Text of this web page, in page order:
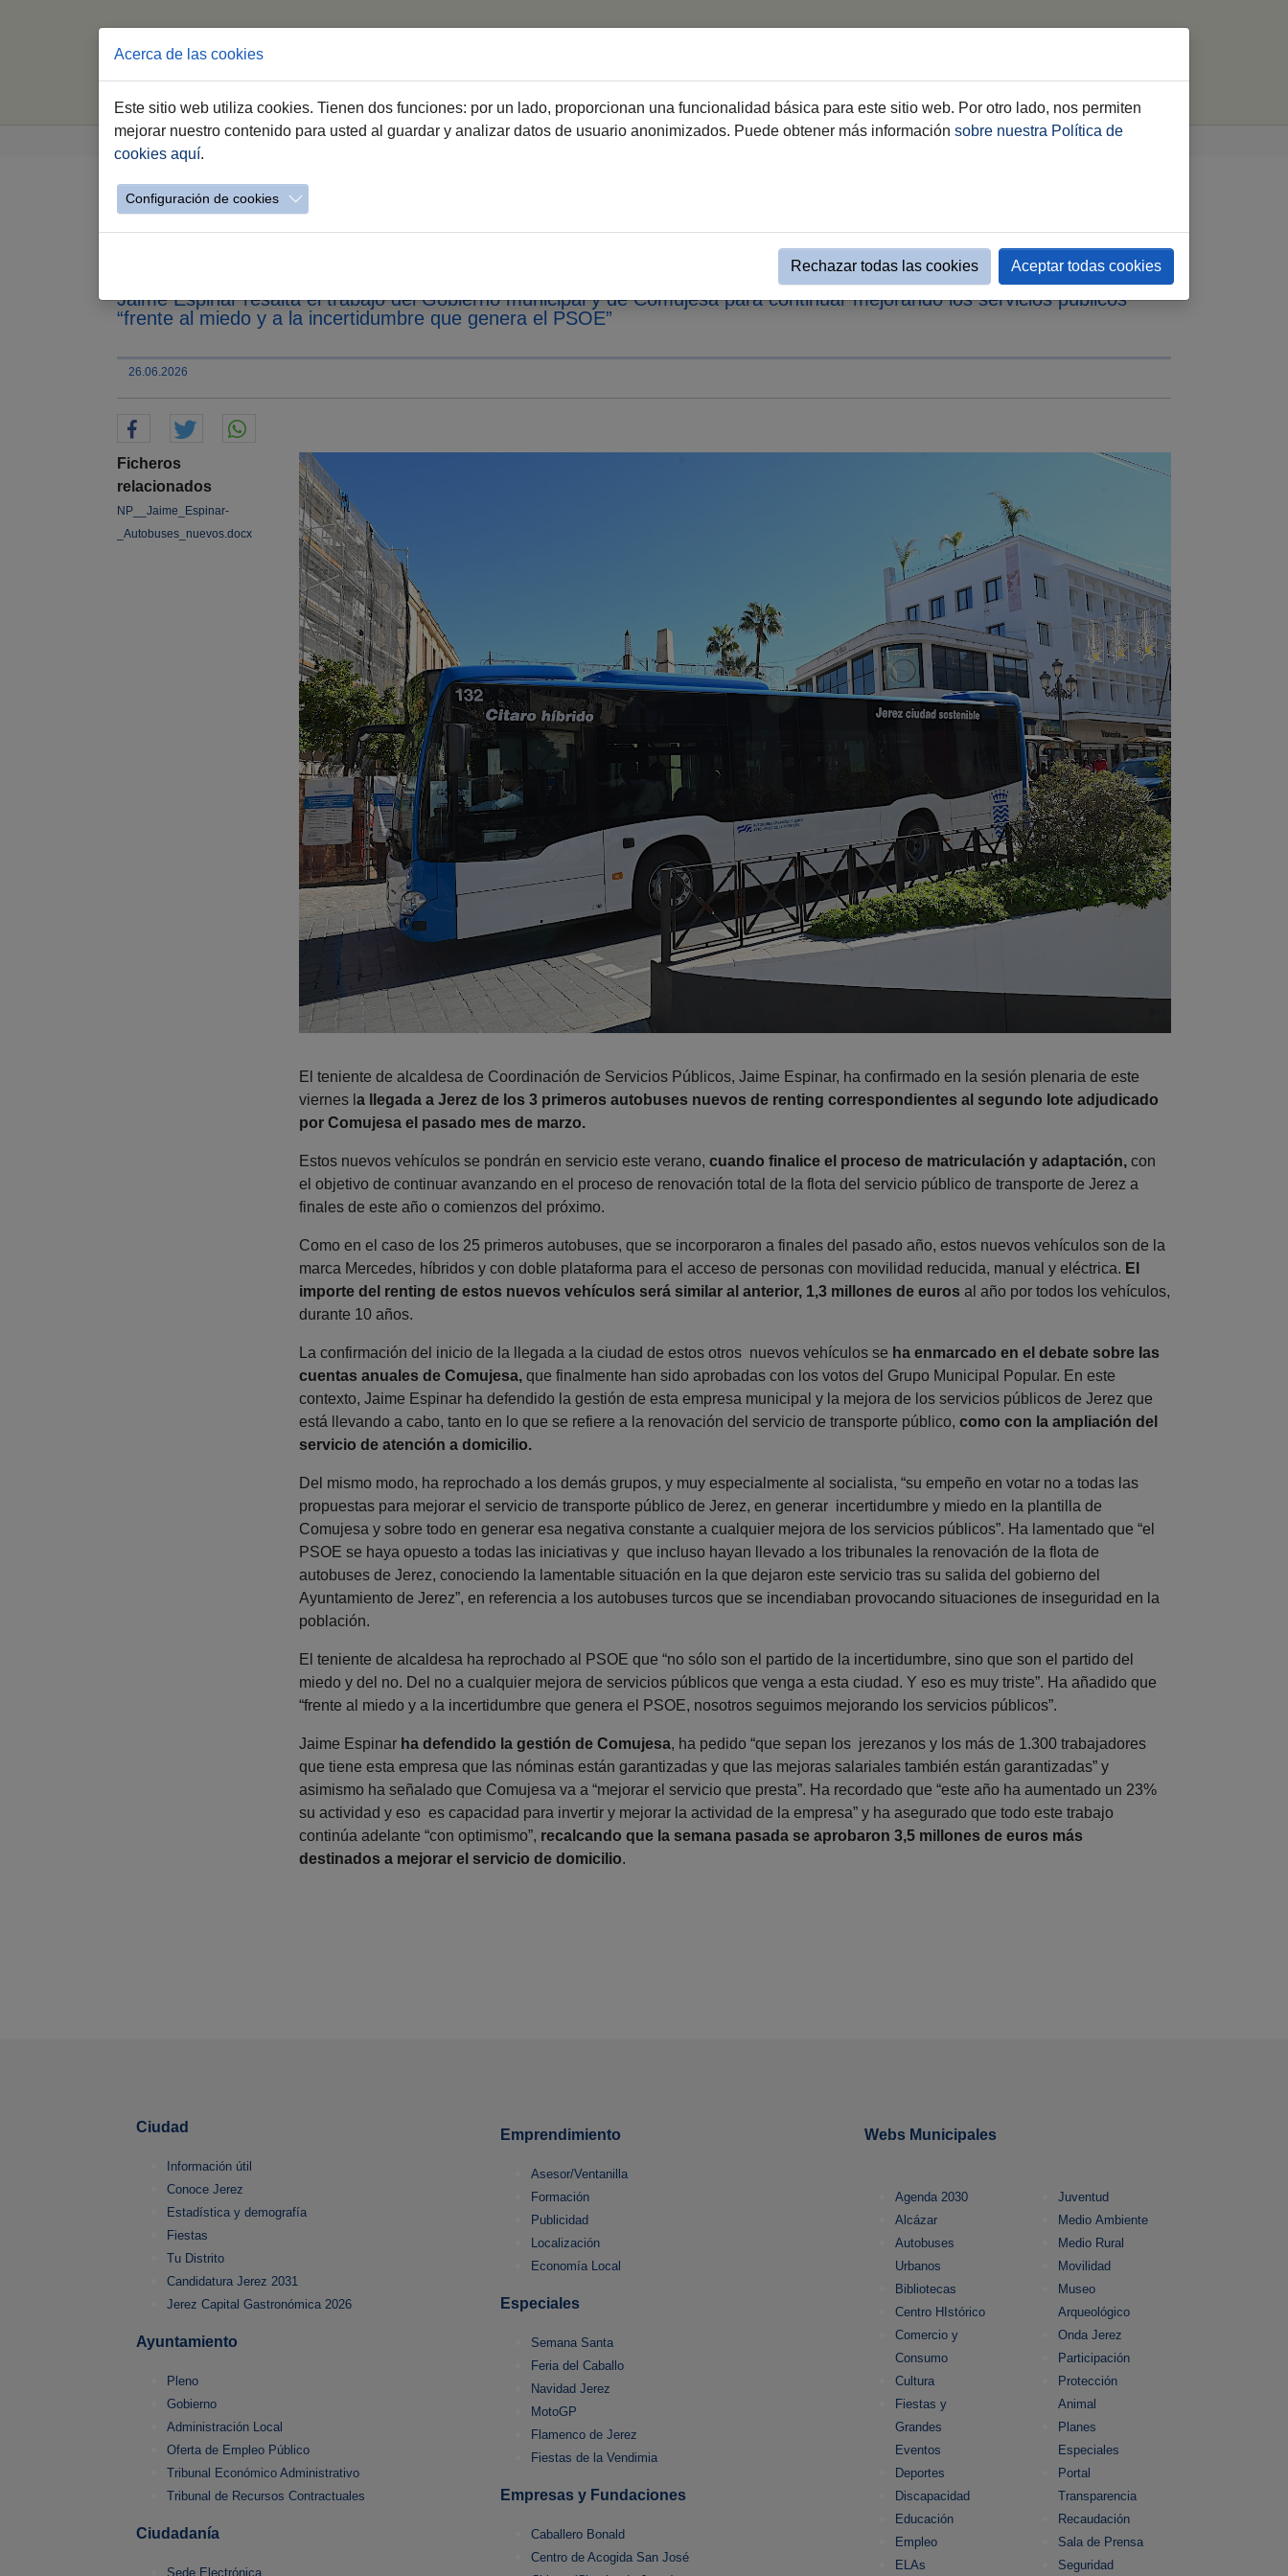
aquí:
Comujesa Autobuses Urbanos Evento simple Noticias Autobuses
Los primeros autobuses del nuevo contrato de 25 vehículos estarán ya
Jaime Espinar resalta el trabajo del Gobierno municipal y de Comujesa para continuar mejorando los servicios públicos
“frente al miedo y a la incertidumbre que genera el PSOE”
26.06.2026
Ficheros
relacionados
NP__Jaime_Espinar-
_Autobuses_nuevos.docx
El teniente de alcaldesa de Coordinación de Servicios Públicos, Jaime Espinar, ha confirmado en la sesión plenaria de este
viernes l a llegada a Jerez de los 3 primeros autobuses nuevos de renting correspondientes al segundo lote adjudicado
por Comujesa el pasado mes de marzo.
Estos nuevos vehículos se pondrán en servicio este verano, cuando finalice el proceso de matriculación y adaptación, con
el objetivo de continuar avanzando en el proceso de renovación total de la flota del servicio público de transporte de Jerez a
finales de este año o comienzos del próximo.
Como en el caso de los 25 primeros autobuses, que se incorporaron a finales del pasado año, estos nuevos vehículos son de la
marca Mercedes, híbridos y con doble plataforma para el acceso de personas con movilidad reducida, manual y eléctrica. El
importe del renting de estos nuevos vehículos será similar al anterior, 1,3 millones de euros al año por todos los vehículos,
durante 10 años.
La confirmación del inicio de la llegada a la ciudad de estos otros nuevos vehículos se ha enmarcado en el debate sobre las
cuentas anuales de Comujesa, que finalmente han sido aprobadas con los votos del Grupo Municipal Popular. En este
contexto, Jaime Espinar ha defendido la gestión de esta empresa municipal y la mejora de los servicios públicos de Jerez que
está llevando a cabo, tanto en lo que se refiere a la renovación del servicio de transporte público, como con la ampliación del
servicio de atención a domicilio.
Del mismo modo, ha reprochado a los demás grupos, y muy especialmente al socialista, “su empeño en votar no a todas las
propuestas para mejorar el servicio de transporte público de Jerez, en generar incertidumbre y miedo en la plantilla de
Comujesa y sobre todo en generar esa negativa constante a cualquier mejora de los servicios públicos”. Ha lamentado que “el
PSOE se haya opuesto a todas las iniciativas y que incluso hayan llevado a los tribunales la renovación de la flota de
autobuses de Jerez, conociendo la lamentable situación en la que dejaron este servicio tras su salida del gobierno del
Ayuntamiento de Jerez”, en referencia a los autobuses turcos que se incendiaban provocando situaciones de inseguridad en la
población.
El teniente de alcaldesa ha reprochado al PSOE que “no sólo son el partido de la incertidumbre, sino que son el partido del
miedo y del no. Del no a cualquier mejora de servicios públicos que venga a esta ciudad. Y eso es muy triste”. Ha añadido que
“frente al miedo y a la incertidumbre que genera el PSOE, nosotros seguimos mejorando los servicios públicos”.
Jaime Espinar ha defendido la gestión de Comujesa, ha pedido “que sepan los jerezanos y los más de 1.300 trabajadores
que tiene esta empresa que las nóminas están garantizadas y que las mejoras salariales también están garantizadas” y
asimismo ha señalado que Comujesa va a “mejorar el servicio que presta”. Ha recordado que “este año ha aumentado un 23%
su actividad y eso es capacidad para invertir y mejorar la actividad de la empresa” y ha asegurado que todo este trabajo
continúa adelante “con optimismo”, recalcando que la semana pasada se aprobaron 3,5 millones de euros más
destinados a mejorar el servicio de domicilio.
Ciudad
Información útil
Conoce Jerez
Estadística y demografía
Fiestas
Tu Distrito
Candidatura Jerez 2031
Jerez Capital Gastronómica 2026
Ayuntamiento
Pleno
Gobierno
Administración Local
Oferta de Empleo Público
Tribunal Económico Administrativo
Tribunal de Recursos Contractuales
Ciudadanía
Sede Electrónica
Emprendimiento
Asesor/Ventanilla
Formación
Publicidad
Localización
Economía Local
Especiales
Semana Santa
Feria del Caballo
Navidad Jerez
MotoGP
Flamenco de Jerez
Fiestas de la Vendimia
Empresas y Fundaciones
Caballero Bonald
Centro de Acogida San José
Webs Municipales
Agenda 2030
Alcázar
Autobuses
Urbanos
Bibliotecas
Centro HIstórico
Comercio y
Consumo
Cultura
Fiestas y
Grandes
Eventos
Deportes
Discapacidad
Educación
Empleo
ELAs
Juventud
Medio Ambiente
Medio Rural
Movilidad
Museo
Arqueológico
Onda Jerez
Participación
Protección
Animal
Planes
Especiales
Portal
Transparencia
Recaudación
Sala de Prensa
Seguridad
Acerca de las cookies
Este sitio web utiliza cookies. Tienen dos funciones: por un lado, proporcionan una funcionalidad básica para este sitio web. Por otro lado, nos permiten
mejorar nuestro contenido para usted al guardar y analizar datos de usuario anonimizados. Puede obtener más información sobre nuestra Política de
cookies aquí.
Configuración de cookies
Rechazar todas las cookies Aceptar todas cookies